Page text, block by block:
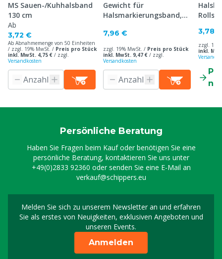
MS Sauen-/Kuhhalsband
130 cm
Ab
3,72 €
Ab Abnahmemenge von 50 Einheiten
/ zzgl. 19% MwSt. / Preis pro Stück
inkl. MwSt. 4,75 € / zzgl.
Versandkosten
Gewicht für
Halsmarkierungsband,
7,96 €
zzgl. 19% MwSt. / Preis pro Stück
inkl. MwSt. 9,47 € / zzgl.
Versandkosten
3,78 €
zzgl.
inkl.
Persönliche Beratung
Haben Sie Fragen beim Kauf oder benötigen Sie eine
persönliche Beratung, kontaktieren Sie uns unter
+49(0)2833 92360 oder senden Sie eine E-Mail an
verkauf@schippers.eu
Melden Sie sich zu unserem Newsletter an und erfahren
Sie als erstes von Neuigkeiten, exklusiven Angeboten und
unseren Events.
Melden Sie sich für
Anmelden